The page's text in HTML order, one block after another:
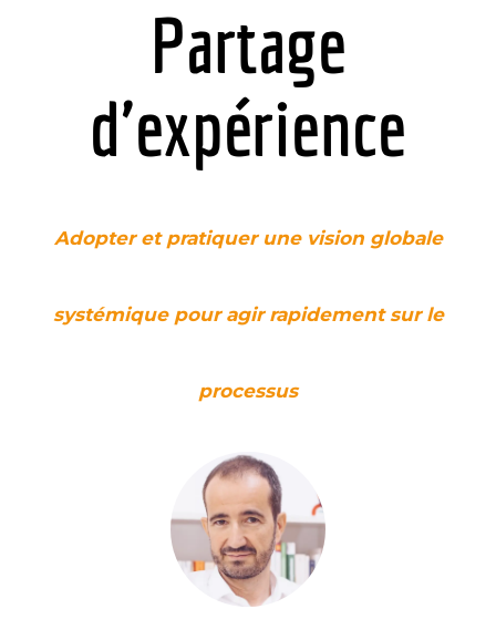
Partage
d'expérience
Adopter et pratiquer une vision globale
systémique pour agir rapidement sur le
processus